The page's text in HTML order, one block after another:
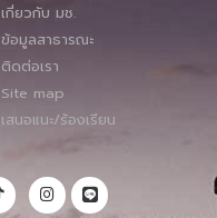
เกี่ยวกับ มช.
ข้อมูลสาธารณะ
ติดต่อเรา
Site map
เสนอแนะ/ร้องเรียน